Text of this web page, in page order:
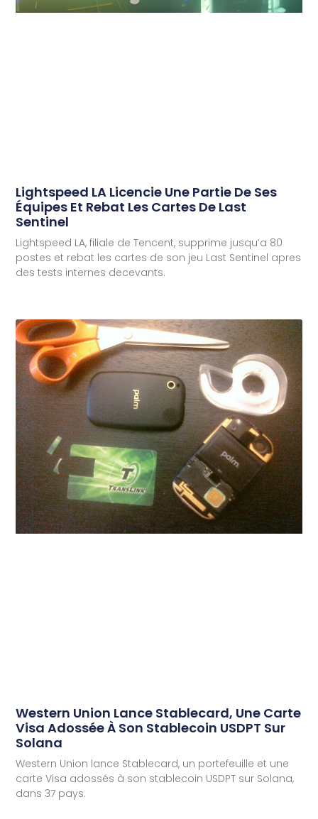
Lightspeed LA Licencie Une Partie De Ses
Équipes Et Rebat Les Cartes De Last
Sentinel
Lightspeed LA, filiale de Tencent, supprime jusqu’a 80
postes et rebat les cartes de son jeu Last Sentinel apres
des tests internes decevants.
Western Union Lance Stablecard, Une Carte
Visa Adossée À Son Stablecoin USDPT Sur
Solana
Western Union lance Stablecard, un portefeuille et une
carte Visa adossés à son stablecoin USDPT sur Solana,
dans 37 pays.